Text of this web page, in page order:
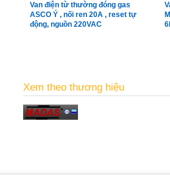
Van điện từ thường đóng gas
ASCO Ý , nối ren 20A , reset tự
động, nguồn 220VAC
Xem theo thương hiệu